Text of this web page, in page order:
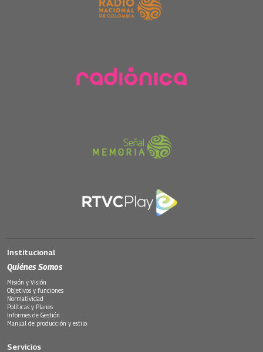
Institucional
Quiénes Somos
Misión y Visión
Objetivos y funciones
Normatividad
Políticas y Planes
Informes de Gestión
Manual de producción y estilo
Servicios